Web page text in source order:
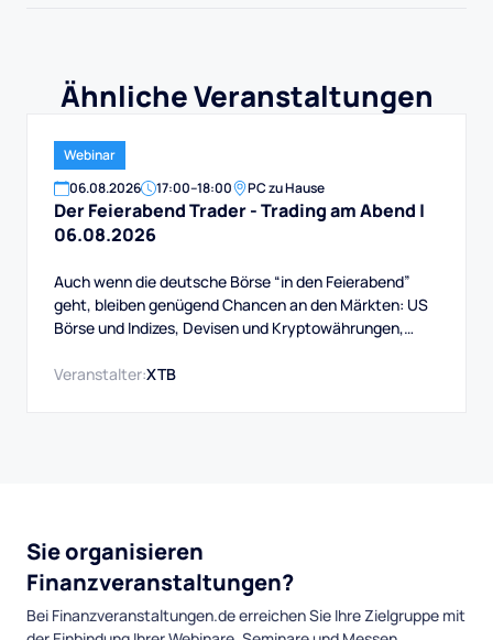
Ähnliche Veranstaltungen
Webinar
06.08.2026 17:00–18:00 PC zu Hause
Der Feierabend Trader - Trading am Abend |
06.08.2026
Auch wenn die deutsche Börse “in den Feierabend”
geht, bleiben genügend Chancen an den Märkten: US
Börse und Indizes, Devisen und Kryptowährungen,
handeln über Wochen bis Monate, bietet immer gute
Veranstalter:XTB
Sie organisieren
Finanzveranstaltungen?
Bei Finanzveranstaltungen.de erreichen Sie Ihre Zielgruppe mit